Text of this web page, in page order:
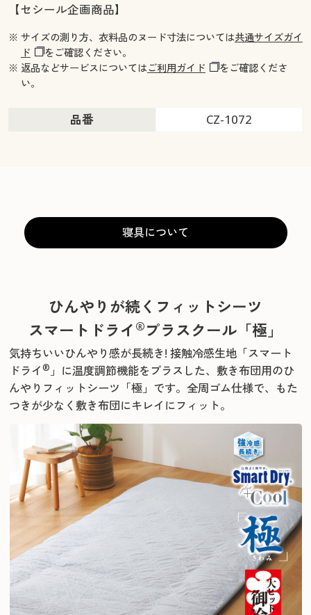
【セシール企画商品】
※ サイズの測り方、衣料品のヌード寸法については共通サイズガイ
ド
をご確認ください。
※ 返品などサービスについてはご利用ガイド
をご確認くださ
い。
品番 CZ-1072
寝具について
ひんやりが続くフィットシーツ
スマートドライ ®プラスクール「極」
気持ちいいひんやり感が長続き!接触冷感生地「スマート
ドライ® 」に温度調節機能をプラスした、敷き布団用のひ
んやりフィットシーツ「極」です。 全周ゴム仕様で、もた
つきが少なく敷き布団にキレイにフィット。